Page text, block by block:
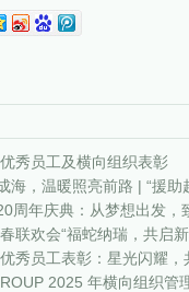
秀员工及横向组织表彰
海，温暖照亮前路 | “援助
周年庆典：从梦想出发，
联欢会“福蛇纳瑞，共启新
秀员工表彰：星光闪耀，
2025 年横向组织管